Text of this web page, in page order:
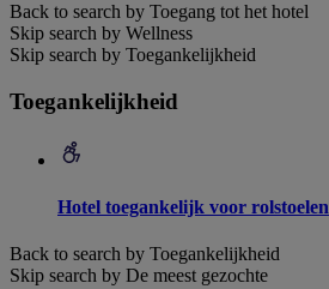
Back to search by Toegang tot het hotel
Skip search by Wellness
Skip search by Toegankelijkheid
Toegankelijkheid
Hotel toegankelijk voor rolstoelen
Back to search by Toegankelijkheid
Skip search by De meest gezochte